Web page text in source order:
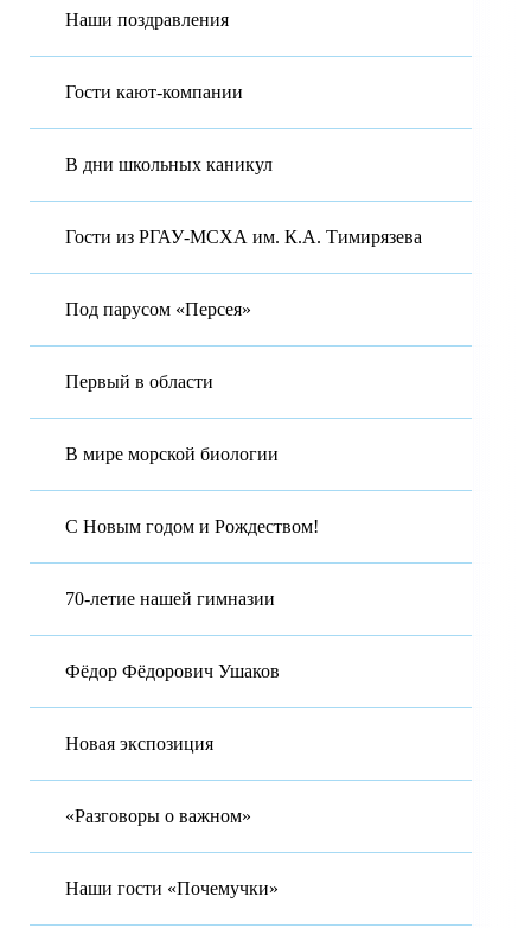
Наши поздравления
Гости кают-компании
В дни школьных каникул
Гости из РГАУ-МСХА им. К.А. Тимирязева
Под парусом «Персея»
Первый в области
В мире морской биологии
С Новым годом и Рождеством!
70-летие нашей гимназии
Фёдор Фёдорович Ушаков
Новая экспозиция
«Разговоры о важном»
Наши гости «Почемучки»